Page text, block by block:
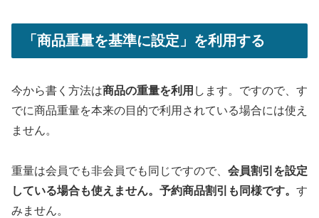
「商品重量を基準に設定」を利用する
今から書く方法は商品の重量を利用 します。ですので、す
でに商品重量を本来の目的で利用されている場合には使え
ません。
重量は会員でも非会員でも同じですので、 会員割引を設定
している場合も使えません。予約商品割引も同様です。 す
みません。